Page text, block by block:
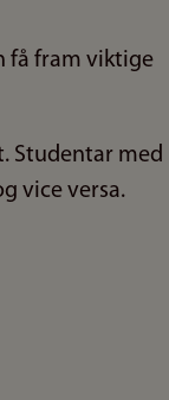
få fram viktige
Studentar med
vice versa.